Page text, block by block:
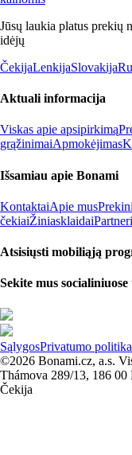
Jūsų laukia platus prekių
idėjų
ČekijaLenkijaSlovakija
Aktuali informacija
Viskas apie apsipirkimą
grąžinimaiApmokėjimas
Išsamiau apie Bonami
KontaktaiApie mus
čekiaiŽiniasklaidai
Atsisiųsti mobiliąją
Sekite mus
SąlygosPrivatumo politika
©2026 Bonami.cz, a.s.
Thámova 289/13, 186 00
Čekija